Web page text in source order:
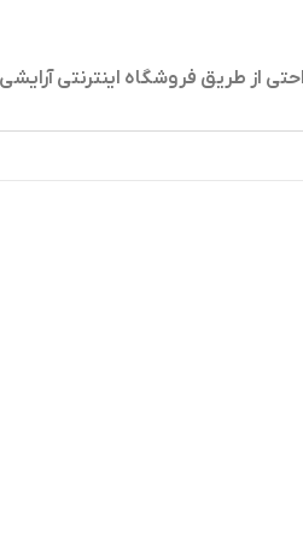
از طریق فروشگاه اینترنتی